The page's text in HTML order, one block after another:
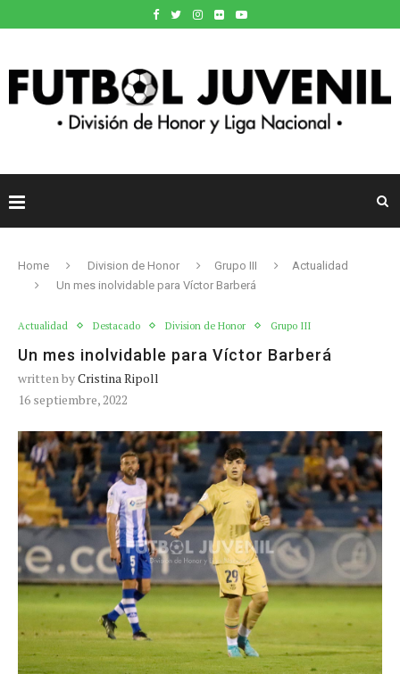
Home Division de Honor Grupo III
Actualidad
Un mes inolvidable para Víctor Barberá
Actualidad Destacado Division de Honor Grupo III
Un mes inolvidable para Víctor Barberá
written byCristina Ripoll
16 septiembre, 2022